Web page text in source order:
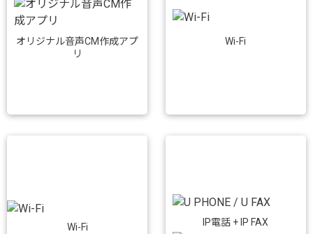
オリジナル音声CM作成アプ
リ
Wi-Fi
Wi-Fi IP電話 + IP FAX